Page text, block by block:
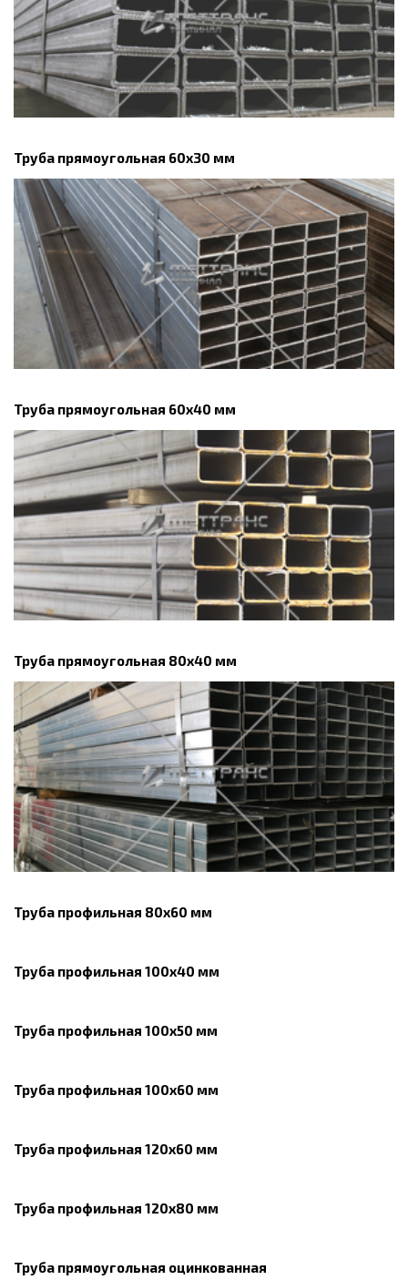
Труба прямоугольная 60х30 мм
Труба прямоугольная 60х40 мм
Труба прямоугольная 80х40 мм
Труба профильная 80х60 мм
Труба профильная 100х40 мм
Труба профильная 100х50 мм
Труба профильная 100х60 мм
Труба профильная 120х60 мм
Труба профильная 120х80 мм
Труба прямоугольная оцинкованная